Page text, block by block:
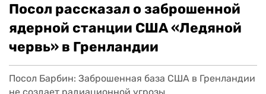
Посол рассказал о заброшенной
ядерной станции США «Ледяной
червь» в Гренландии
Посол Барбин: Заброшенная база США в Гренландии